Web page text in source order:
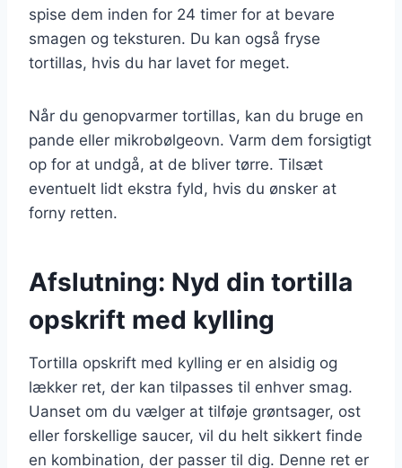
spise dem inden for 24 timer for at bevare
smagen og teksturen. Du kan også fryse
tortillas, hvis du har lavet for meget.
Når du genopvarmer tortillas, kan du bruge en
pande eller mikrobølgeovn. Varm dem forsigtigt
op for at undgå, at de bliver tørre. Tilsæt
eventuelt lidt ekstra fyld, hvis du ønsker at
forny retten.
Afslutning: Nyd din tortilla
opskrift med kylling
Tortilla opskrift med kylling er en alsidig og
lækker ret, der kan tilpasses til enhver smag.
Uanset om du vælger at tilføje grøntsager, ost
eller forskellige saucer, vil du helt sikkert finde
en kombination, der passer til dig. Denne ret er